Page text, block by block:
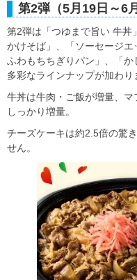
第2弾（5月19日～6
第2弾は「つゆまで旨い 牛丼
かけそば」、「ソーセージ
ふわもちちぎりパン」、「
多彩なラインナップが加わり
牛丼は牛肉・ご飯が増量、
しっかり増量。
チーズケーキは約2.5倍の驚
せん。